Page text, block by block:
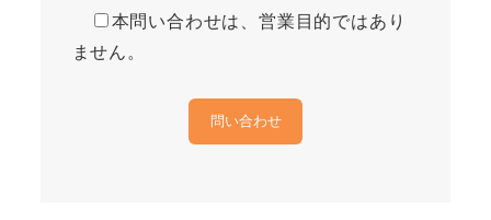
本問い合わせは、営業目的ではあり
ません。